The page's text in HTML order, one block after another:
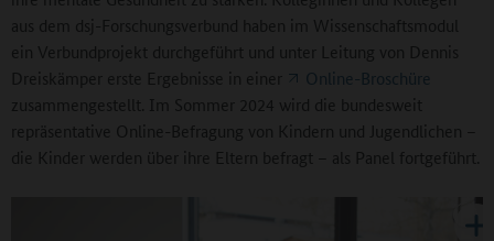
aus dem dsj-Forschungsverbund haben im Wissenschaftsmodul
ein Verbundprojekt durchgeführt und unter Leitung von Dennis
Dreiskämper erste Ergebnisse in einer
Online-Broschüre
zusammengestellt. Im Sommer 2024 wird die bundesweit
repräsentative Online-Befragung von Kindern und Jugendlichen –
die Kinder werden über ihre Eltern befragt – als Panel fortgeführt.